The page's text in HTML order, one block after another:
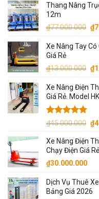
Thang Nâng
12m
₫77.000.000
là:
₫
Xe Nâng Tay
Giá Rẻ
₫13.000.000
là:
₫
Xe Nâng Điện
Giá Rẻ. Model
Được xếp
5 sao
₫45.000.000
là:
₫
Xe Nâng Điện
Chạy Điện Giá Rẻ
₫30.000.000
Dịch Vụ Thuê
Bảng Giá 2026